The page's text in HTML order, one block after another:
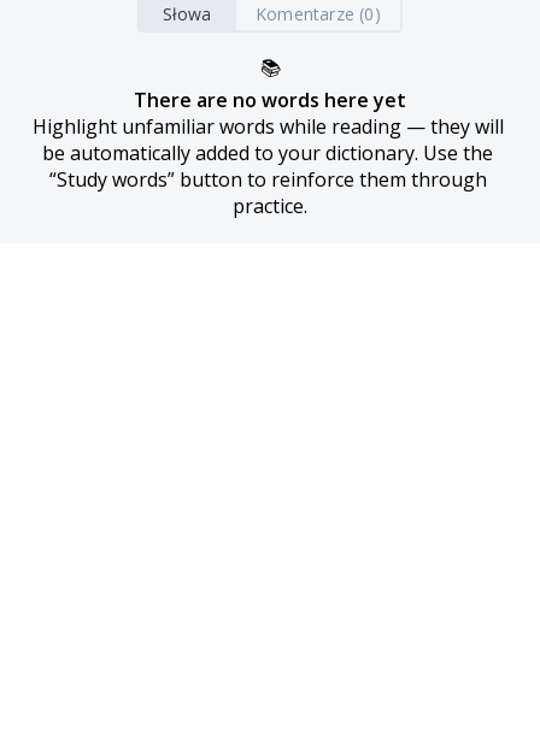
Słowa Komentarze (0)
📚
There are no words here yet
Highlight unfamiliar words while reading — they will
be automatically added to your dictionary. Use the
“Study words” button to reinforce them through
practice.